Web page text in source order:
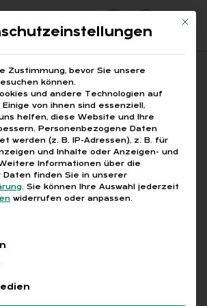
Suchen
KRYPTOWÄHRUNG
mit dem
„Ar­beits­ent­
Mit
Zustimmung, bevor Sie unsere
können.
und andere Technologien auf
von ihnen sind essenziell,
helfen, diese Website und Ihre
Personenbezogene Daten
werden (z. B. IP-Adressen), z. B. für
und Inhalte oder Anzeigen- und
Informationen über die
Daten finden Sie in unserer
. Sie können Ihre Auswahl jederzeit
widerrufen oder anpassen.
der Service-Gruppen, für